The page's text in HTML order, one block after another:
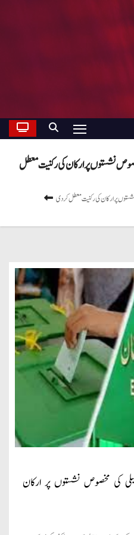
نشستوں پر ارکان کی رکنیت معطل
پر ارکان کی رکنیت معطل کردی
کی مخصوص نشستوں پر ارکان